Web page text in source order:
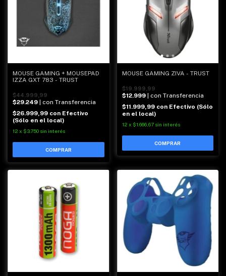
MOUSE GAMING + MOUSEPAD
IZZA GXT 783 - TRUST
$44.999,99
$29.249
| con Transferencia
$26.999,99 con Efectivo
(Sólo en el local)
12 x $3.750 sin interés
MOUSE GAMING ZIVA - TRUST
$19.999,99
$12.999
| con Transferencia
$11.999,99 con Efectivo (Sólo
en el local)
12 x $1.666,67 sin interés